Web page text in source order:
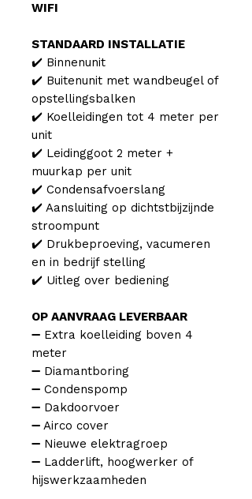
WIFI
STANDAARD INSTALLATIE
✔️ Binnenunit
✔️ Buitenunit met wandbeugel of
opstellingsbalken
✔️ Koelleidingen tot 4 meter per
unit
✔️ Leidinggoot 2 meter +
muurkap per unit
✔️ Condensafvoerslang
✔️ Aansluiting op dichtstbijzijnde
stroompunt
✔️ Drukbeproeving, vacumeren
en in bedrijf stelling
✔️ Uitleg over bediening
OP AANVRAAG LEVERBAAR
➖ Extra koelleiding boven 4
meter
➖ Diamantboring
➖ Condenspomp
➖ Dakdoorvoer
➖ Airco cover
➖ Nieuwe elektragroep
➖ Ladderlift, hoogwerker of
hijswerkzaamheden